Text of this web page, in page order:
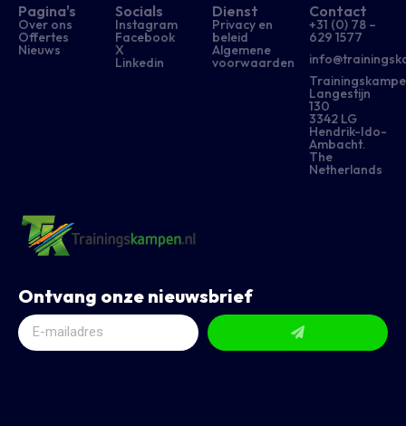
Pagina's
Over ons
Offertes
Nieuws
Socials
Instagram
Facebook
X
Linkedin
Dienst
Privacy en
beleid
Algemene
voorwaarden
Contact
+31 (0) 78 –
629 1577​
Langestijn
130
3342 LG
Hendrik-Ido-
Ambacht.
The
Netherlands
Ontvang onze nieuwsbrief